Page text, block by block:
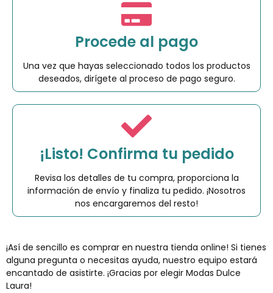
Procede al pago
Una vez que hayas seleccionado todos los productos
deseados, dirígete al proceso de pago seguro.
¡Listo! Confirma tu pedido
Revisa los detalles de tu compra, proporciona la
información de envío y finaliza tu pedido. ¡Nosotros
nos encargaremos del resto!
¡Así de sencillo es comprar en nuestra tienda online! Si tienes
alguna pregunta o necesitas ayuda, nuestro equipo estará
encantado de asistirte. ¡Gracias por elegir Modas Dulce
Laura!